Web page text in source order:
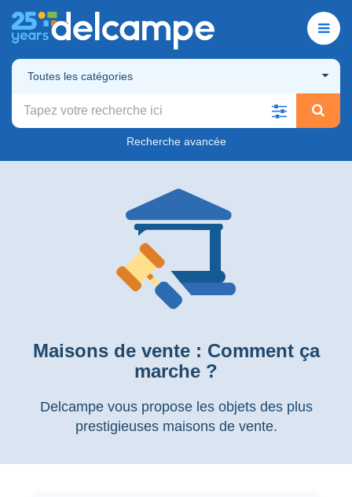
Toutes les catégories
Recherche avancée
Maisons de vente : Comment ça
marche ?
Delcampe vous propose les objets des plus
prestigieuses maisons de vente.